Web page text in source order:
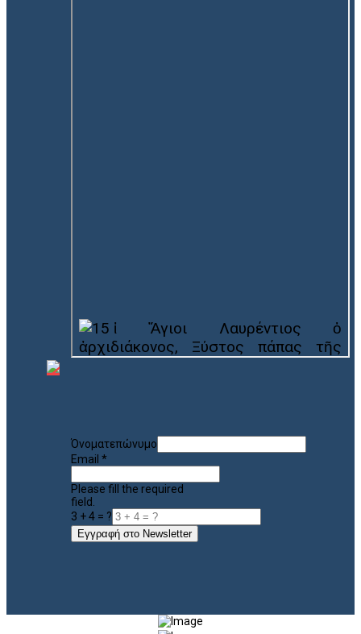
Όνοματεπώνυμο
Email *
Please fill the required
field.
3 + 4 = ?
Εγγραφή στο Newsletter